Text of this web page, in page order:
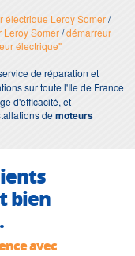
électrique Leroy Somer/
Leroy Somer/démarreur
électrique"
de réparation et
sur toute l'Ile de France
d'efficacité, et
demoteurs
bien
avec